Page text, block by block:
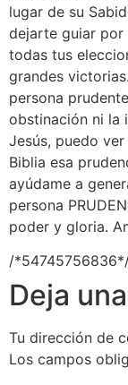
lugar de su
dejarte guiar por
todas tus
grandes
persona
obstinación ni la
Jesús, puedo
Biblia esa
ayúdame a
persona
poder y gloria.
/
Deja
Tu dirección de
Los campos